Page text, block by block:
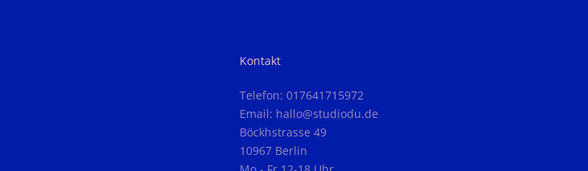
Kontakt
Telefon: 017641715972
Email: hallo@studiodu.de
Böckhstrasse 49
10967 Berlin